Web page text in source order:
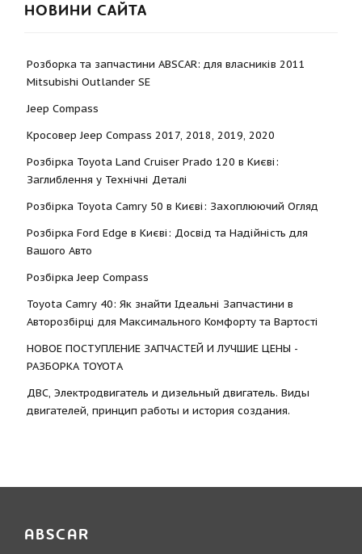
НОВИНИ САЙТА
Розборка та запчастини ABSCAR: для власників 2011
Mitsubishi Outlander SE
Jeep Compass
Кросовер Jeep Compass 2017, 2018, 2019, 2020
Розбірка Toyota Land Cruiser Prado 120 в Києві:
Заглиблення у Технічні Деталі
Розбірка Toyota Camry 50 в Києві: Захоплюючий Огляд
Розбірка Ford Edge в Києві: Досвід та Надійність для
Вашого Авто
Розбірка Jeep Compass
Toyota Camry 40: Як знайти Ідеальні Запчастини в
Авторозбірці для Максимального Комфорту та Вартості
НОВОЕ ПОСТУПЛЕНИЕ ЗАПЧАСТЕЙ И ЛУЧШИЕ ЦЕНЫ -
РАЗБОРКА TOYOTА
ДВС, Электродвигатель и дизельный двигатель. Виды
двигателей, принцип работы и история создания.
ABSCAR